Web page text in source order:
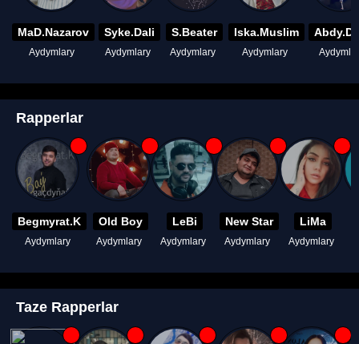
MaD.Nazarov
Aydymlary
Syke.Dali
Aydymlary
S.Beater
Aydymlary
Iska.Muslim
Aydymlary
Rapperlar
Begmyrat.K
Aydymlary
Old Boy
Aydymlary
LeBi
Aydymlary
New Star
Aydymlary
LiMa
Aydymlary
Taze Rapperlar